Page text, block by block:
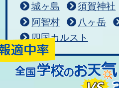
城ヶ島
須賀神社
阿智村
八ヶ岳
四国カルスト